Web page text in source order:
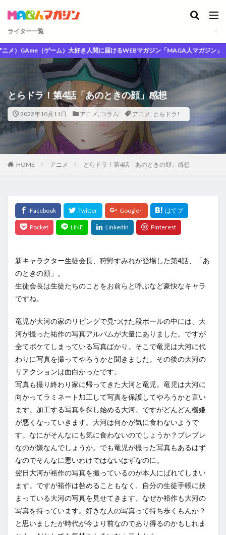
ライター一覧
（ゲーム）大好き人間に届けるWEBマガジン「MAGA人マガジン」
とらドラ！第4話「あのときの顔」感想
2022年10月11日 アニメ, コラム アニメ, とらドラ!
HOME アニメ とらドラ！第4話「あのときの顔」感想
新キャラクター生徒会長、狩野すみれが登場した第4話、「あ
のときの顔」。
生徒会長は生徒たちのことをお前らと呼ぶなど豪快なキャラ
ですね。
竜児が大河の家のリビングで見つけた段ボールの中には、大
河が撮った祐作の写真アルバムが大量にありました。ですが
全てボケてしまっている写真ばかり。そこで竜児は大河に代
わりに写真を撮ってやろうかと聞きました。その後の大河の
リアクションは面白かったです。
写真も撮り終わり家に帰ってきた大河と竜児。竜児は大河に
向かってラミネート加工して写真を保護してやろうかと言い
ます。加工する写真を探し始める大河。ですがどんどん機嫌
が悪くなっていきます。大河は何かが気に食わないようで
す。なにがそんなにも気に食わないのでしょうか？ブレブレ
なのが嫌なんでしょうか。でも竜児が撮った写真もあるはず
なのでそんなに悪いわけではないはずなのに。
翌日大河が裕作の写真を撮っているのが本人にばれてしまい
ます。ですが裕作は咎めることもなく、自分の生徒手帳に挟
まっている大河の写真を見せてきます。なぜか裕作も大河の
写真を持っています。好きな人の写真って持ち歩くもんか？
と思いましたが時代が今より前なのであり得るのかもしれま